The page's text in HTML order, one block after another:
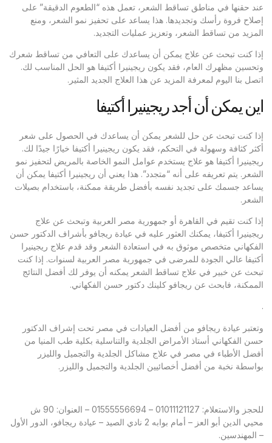
عند حقنها في مناطق تساقط الشعر، تعمل هذه “الطعوم الدقيقة” على
إصلاح فروة رأسك وتجديدها. هذا يساعد على تحفيز نمو الشعر، ومنع
المزيد من تساقط الشعر، وتعزيز عمليات التجديد.
إذا كنت تبحث عن علاج يمكن أن يساعدك على التعافي من تساقط شعرك
وتحسين مظهرك العام، فقد يكون ريجينيرا أكتيفا هو الحل المناسب لك.
اتصل بنا اليوم لمعرفة المزيد عن هذا العلاج الجديد المثير.
اين يمكن أن أجد ريجينيرا أكتيفا
إذا كنت تبحث عن حل للشعر يمكن أن يساعدك في الحصول على شعر
أكثر كثافة وسهولة في التحكم، فقد يكون ريجينيرا أكتيفا خيارًا جيدًا لك.
ريجينيرا أكتيفا هو علاج يستخدم عوامل النمو الخاصة بالمريض لتحفيز نمو
الشعر. يتم تعريفه على أنه “متجدد”. هذا يعني أن ريجينيرا أكتيفا يمكن أن
يساعد جسمك على تجديد نفسه بأفضل طريقة ممكنة، باستخدام بصيلات
الشعر.
إذا كنت تقيم في القاهرة أو جمهورية مصر العربية وتبحث عن علاج
ريجينيرا أكتيفا، يمكنك العثور عليه في عيادة ريجافو بأشراف الدكتور حسن
الفكهاني متخصص موثوق به في استعادة الشعر وقد قدم علاج ريجينيرا
أكتيفا عالي الجودة للمرضى في جمهورية مصر العربية لسنوات. إذا كنت
تبحث عن خبير في علاج تساقط الشعر يمكنه أن يوفر لك أفضل النتائج
الممكنة، فابحث عن ريجافو كلينك دكتور حسن الفكهاني.
.
وتعتبر عيادة ريجافو من أفضل العيادات في مصر تحت إشراف الدكتور
حسن الفكهاني أستاذ الأمراض الجلدية والتناسلية بكلية طب المنيا من
أفضل الأطباء في مصر في علاج مشاكل الجلدية والتجميل والليزر
بواسطة نخبة من أفضل أخصائيين الجلدية والتجميل والليزر.
للحجز والاستعلام: 01011121127 – 01555556694 – العنوان: 90 ش
محيي الدين أبو العز – أمام بوابه 2 نادي الصيد – عيادة ريجافو، الدور الأول
– المهندسين.